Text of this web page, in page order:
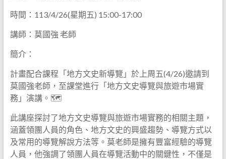
時間：113/4/26(星期五) 15:00-17:00
講師：莫國強 老師
簡介：
計畫配合課程「地方文史新導覽」於上周五(4/26)邀請到
莫國強老師，至課堂進行「地方文史導覽與旅遊市場實
務」演講。🗺️
此講座探討了地方文史導覽與旅遊市場實務的相關主題，
涵蓋領團人員的角色、地方文史的興盛趨勢、導覽方式以
及常用的導覽解說方法等。莫老師是擁有豐富經驗的導覽
人員，他強調了領團人員在導覽活動中的關鍵性，不僅是